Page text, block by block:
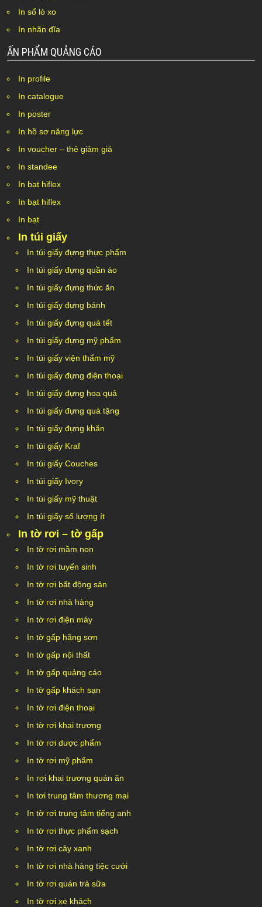
In sổ lò xo
In nhãn đĩa
ẤN PHẨM QUẢNG CÁO
In profile
In catalogue
In poster
In hồ sơ năng lực
In voucher – thẻ giảm giá
In standee
In bạt hiflex
In bạt hiflex
In bạt
In túi giấy
In túi giấy đựng thực phẩm
In túi giấy đựng quần áo
In túi giấy đựng thức ăn
In túi giấy đựng bánh
In túi giấy đựng quà tết
In túi giấy đựng mỹ phẩm
In túi giấy viện thẩm mỹ
In túi giấy đựng điện thoại
In túi giấy đựng hoa quả
In túi giấy đựng quà tặng
In túi giấy đựng khăn
In túi giấy Kraf
In túi giấy Couches
In túi giấy Ivory
In túi giấy mỹ thuật
In túi giấy số lượng ít
In tờ rơi – tờ gấp
In tờ rơi mầm non
In tờ rơi tuyển sinh
In tờ rơi bất động sản
In tờ rơi nhà hàng
In tờ rơi điện máy
In tờ gấp hãng sơn
In tờ gấp nội thất
In tờ gấp quảng cáo
In tờ gấp khách sạn
In tờ rơi điện thoại
In tờ rơi khai trương
In tờ rơi dược phẩm
In tờ rơi mỹ phẩm
In rơi khai trương quán ăn
In tơi trung tâm thương mại
In tờ rơi trung tâm tiếng anh
In tờ rơi thực phẩm sạch
In tờ rơi cây xanh
In tờ rơi nhà hàng tiệc cưới
In tờ rơi quán trà sữa
In tờ rơi xe khách